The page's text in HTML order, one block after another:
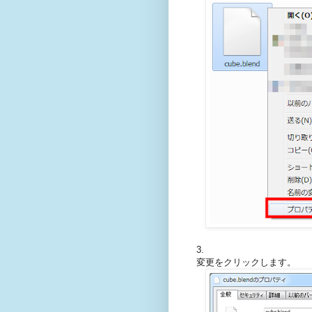
3.
変更をクリックします。